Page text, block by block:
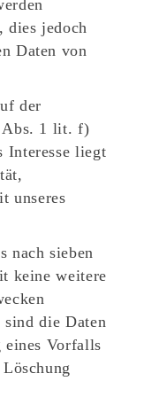
dies jedoch
Daten von
der
Abs. 1 lit. f)
Interesse liegt
unseres
nach sieben
keine weitere
die Daten
Vorfalls